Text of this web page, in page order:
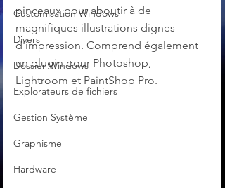
Customisation Windows
Divers
Dossier Windows
Explorateurs de fichiers
Gestion Système
Graphisme
Hardware
pinceaux pour aboutir à de
magnifiques illustrations dignes
d'impression. Comprend également
un plugin pour Photoshop,
Lightroom et PaintShop Pro.